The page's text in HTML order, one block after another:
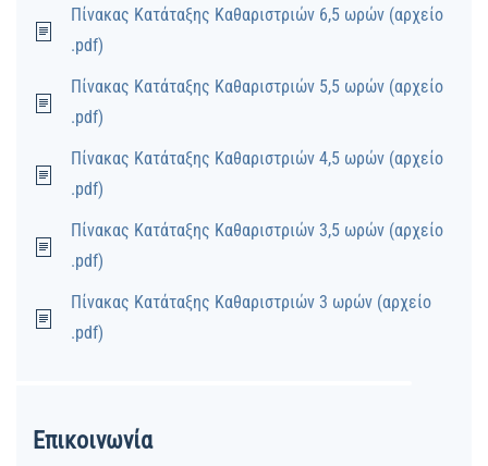
Πίνακας Κατάταξης Καθαριστριών 6,5 ωρών (αρχείο
.pdf)
Πίνακας Κατάταξης Καθαριστριών 5,5 ωρών (αρχείο
.pdf)
Πίνακας Κατάταξης Καθαριστριών 4,5 ωρών (αρχείο
.pdf)
Πίνακας Κατάταξης Καθαριστριών 3,5 ωρών (αρχείο
.pdf)
Πίνακας Κατάταξης Καθαριστριών 3 ωρών (αρχείο
.pdf)
Επικοινωνία